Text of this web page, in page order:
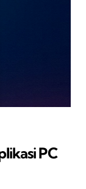
PC